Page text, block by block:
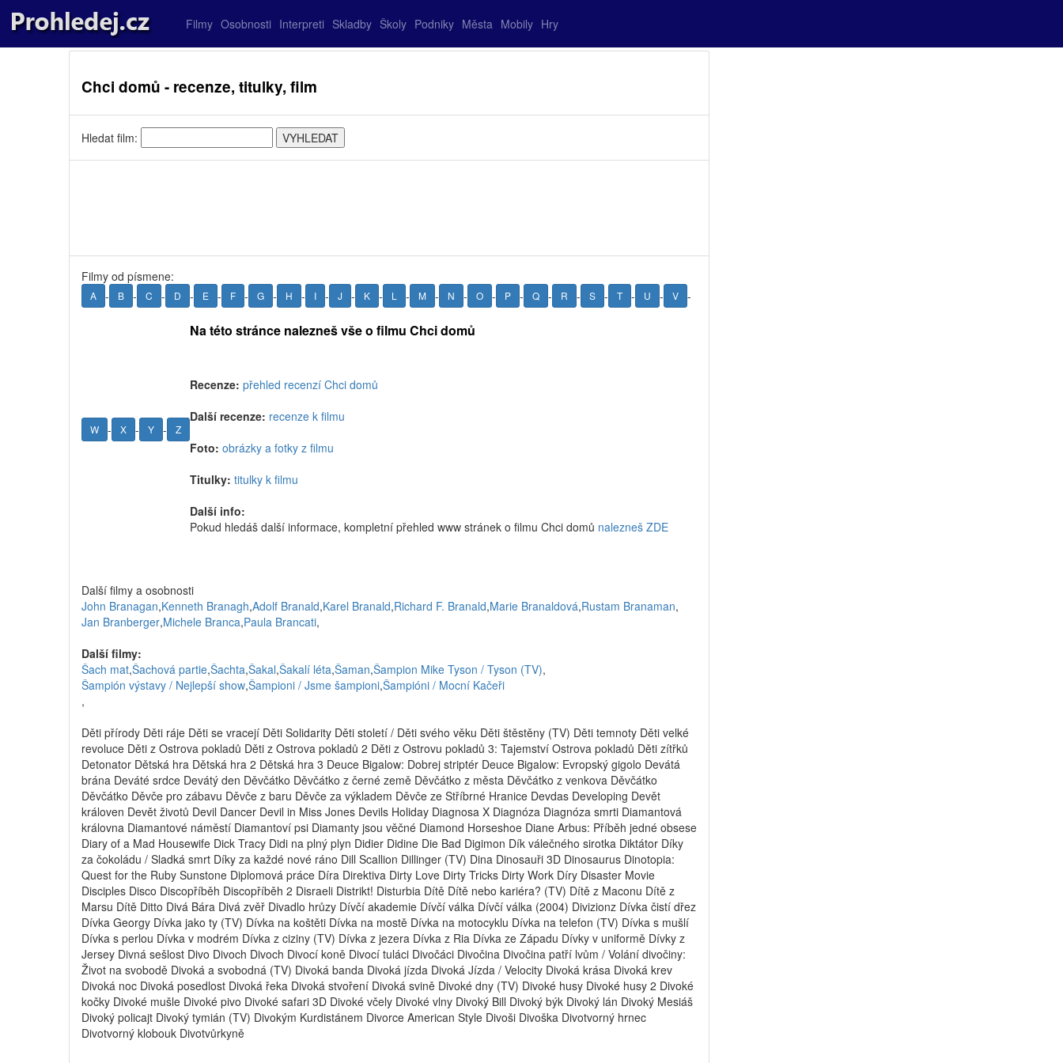
Filmy Osobnosti Interpreti Skladby Školy Podniky Města Mobily Hry
Chci domů - recenze, titulky, film
Hledat film:
Filmy od písmene:
A - B - C - D - E - F - G - H - I - J - K - L - M - N - O - P - Q - R - S - T - U - V -
W - X - Y - Z
Na této stránce nalezneš vše o filmu Chci domů
Recenze: přehled recenzí Chci domů
Další recenze: recenze k filmu
Foto: obrázky a fotky z filmu
Titulky: titulky k filmu
Další info:
Pokud hledáš další informace, kompletní přehled www stránek o filmu Chci domů nalezneš ZDE
Další filmy a osobnosti
John Branagan,Kenneth Branagh,Adolf Branald,Karel Branald,Richard F. Branald,Marie Branaldová,Rustam Branaman,
Jan Branberger,Michele Branca,Paula Brancati,
Další filmy:
Šach mat,Šachová partie,Šachta,Šakal,Šakalí léta,Šaman,Šampion Mike Tyson / Tyson (TV),
Šampión výstavy / Nejlepší show,Šampioni / Jsme šampioni,Šampióni / Mocní Kačeři
,
Děti přírody Děti ráje Děti se vracejí Děti Solidarity Děti století / Děti svého věku Děti štěstěny (TV) Děti temnoty Děti velké
revoluce Děti z Ostrova pokladů Děti z Ostrova pokladů 2 Děti z Ostrovu pokladů 3: Tajemství Ostrova pokladů Děti zítřků
Detonator Dětská hra Dětská hra 2 Dětská hra 3 Deuce Bigalow: Dobrej striptér Deuce Bigalow: Evropský gigolo Devátá
brána Deváté srdce Devátý den Děvčátko Děvčátko z černé země Děvčátko z města Děvčátko z venkova Děvčátko
Děvčátko Děvče pro zábavu Děvče z baru Děvče za výkladem Děvče ze Stříbrné Hranice Devdas Developing Devět
královen Devět životů Devil Dancer Devil in Miss Jones Devils Holiday Diagnosa X Diagnóza Diagnóza smrti Diamantová
královna Diamantové náměstí Diamantoví psi Diamanty jsou věčné Diamond Horseshoe Diane Arbus: Příběh jedné obsese
Diary of a Mad Housewife Dick Tracy Didi na plný plyn Didier Didine Die Bad Digimon Dík válečného sirotka Diktátor Díky
za čokoládu / Sladká smrt Díky za každé nové ráno Dill Scallion Dillinger (TV) Dina Dinosauři 3D Dinosaurus Dinotopia:
Quest for the Ruby Sunstone Diplomová práce Díra Direktiva Dirty Love Dirty Tricks Dirty Work Díry Disaster Movie
Disciples Disco Discopříběh Discopříběh 2 Disraeli Distrikt! Disturbia Dítě Dítě nebo kariéra? (TV) Dítě z Maconu Dítě z
Marsu Dítě Ditto Divá Bára Divá zvěř Divadlo hrůzy Dívčí akademie Dívčí válka Dívčí válka (2004) Divizionz Dívka čistí dřez
Dívka Georgy Dívka jako ty (TV) Dívka na koštěti Dívka na mostě Dívka na motocyklu Dívka na telefon (TV) Dívka s mušlí
Dívka s perlou Dívka v modrém Dívka z ciziny (TV) Dívka z jezera Dívka z Ria Dívka ze Západu Dívky v uniformě Dívky z
Jersey Divná sešlost Divo Divoch Divoch Divocí koně Divocí tuláci Divočáci Divočina Divočina patří lvům / Volání divočiny:
Život na svobodě Divoká a svobodná (TV) Divoká banda Divoká jízda Divoká Jízda / Velocity Divoká krása Divoká krev
Divoká noc Divoká posedlost Divoká řeka Divoká stvoření Divoká svině Divoké dny (TV) Divoké husy Divoké husy 2 Divoké
kočky Divoké mušle Divoké pivo Divoké safari 3D Divoké včely Divoké vlny Divoký Bill Divoký býk Divoký lán Divoký Mesiáš
Divoký policajt Divoký tymián (TV) Divokým Kurdistánem Divorce American Style Divoši Divoška Divotvorný hrnec
Divotvorný klobouk Divotvůrkyně